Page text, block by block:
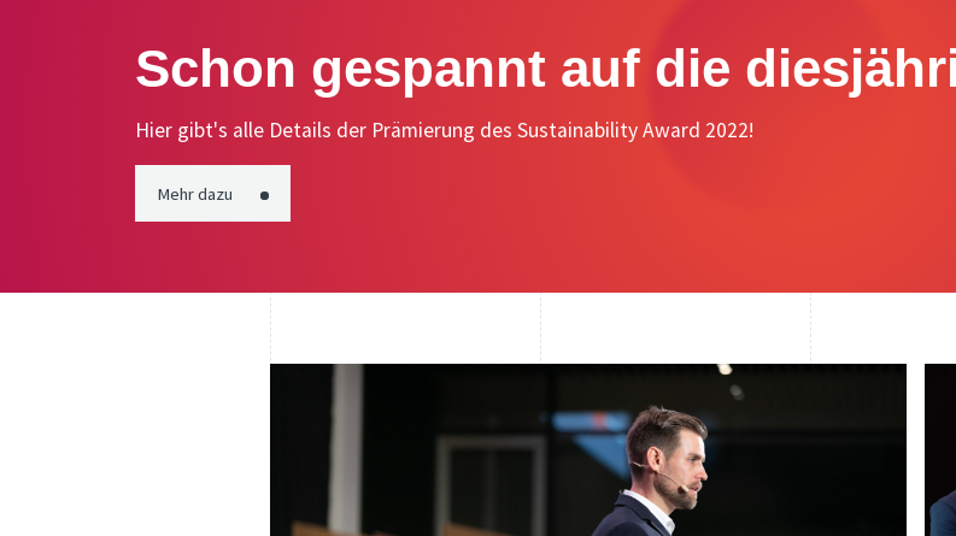
Schon gespannt auf die
Hier gibt's alle Details der Prämierung des Sustainability Award 2022!
Mehr dazu